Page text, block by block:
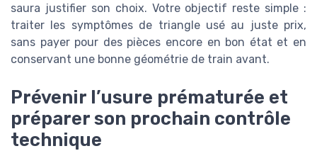
saura justifier son choix. Votre objectif reste simple :
traiter les symptômes de triangle usé au juste prix,
sans payer pour des pièces encore en bon état et en
conservant une bonne géométrie de train avant.
Prévenir l’usure prématurée et
préparer son prochain contrôle
technique